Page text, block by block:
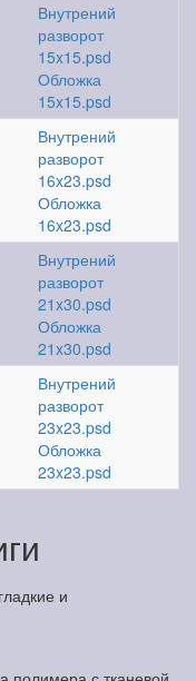
Внутрений
разворот
15x15.psd
Обложка
15x15.psd
Внутрений
разворот
16x23.psd
Обложка
16x23.psd
Внутрений
разворот
21x30.psd
Обложка
21x30.psd
Внутрений
разворот
23x23.psd
Обложка
23x23.psd
и